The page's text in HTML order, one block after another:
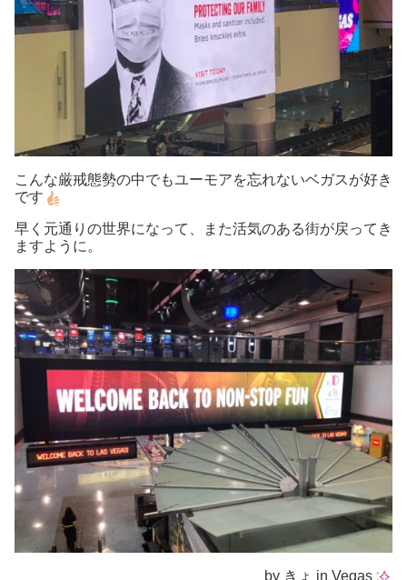
こんな厳戒態勢の中でもユーモアを忘れないベガスが好き
です
早く元通りの世界になって、また活気のある街が戻ってき
ますように。
by きょ in Vegas